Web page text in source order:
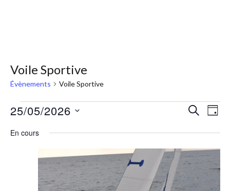
Voile Sportive
Évènements Voile Sportive
et
de
JOUR
25/05/2026
En cours